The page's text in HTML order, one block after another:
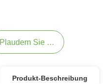
Plaudern Sie Jetzt
Produkt-Beschreibung